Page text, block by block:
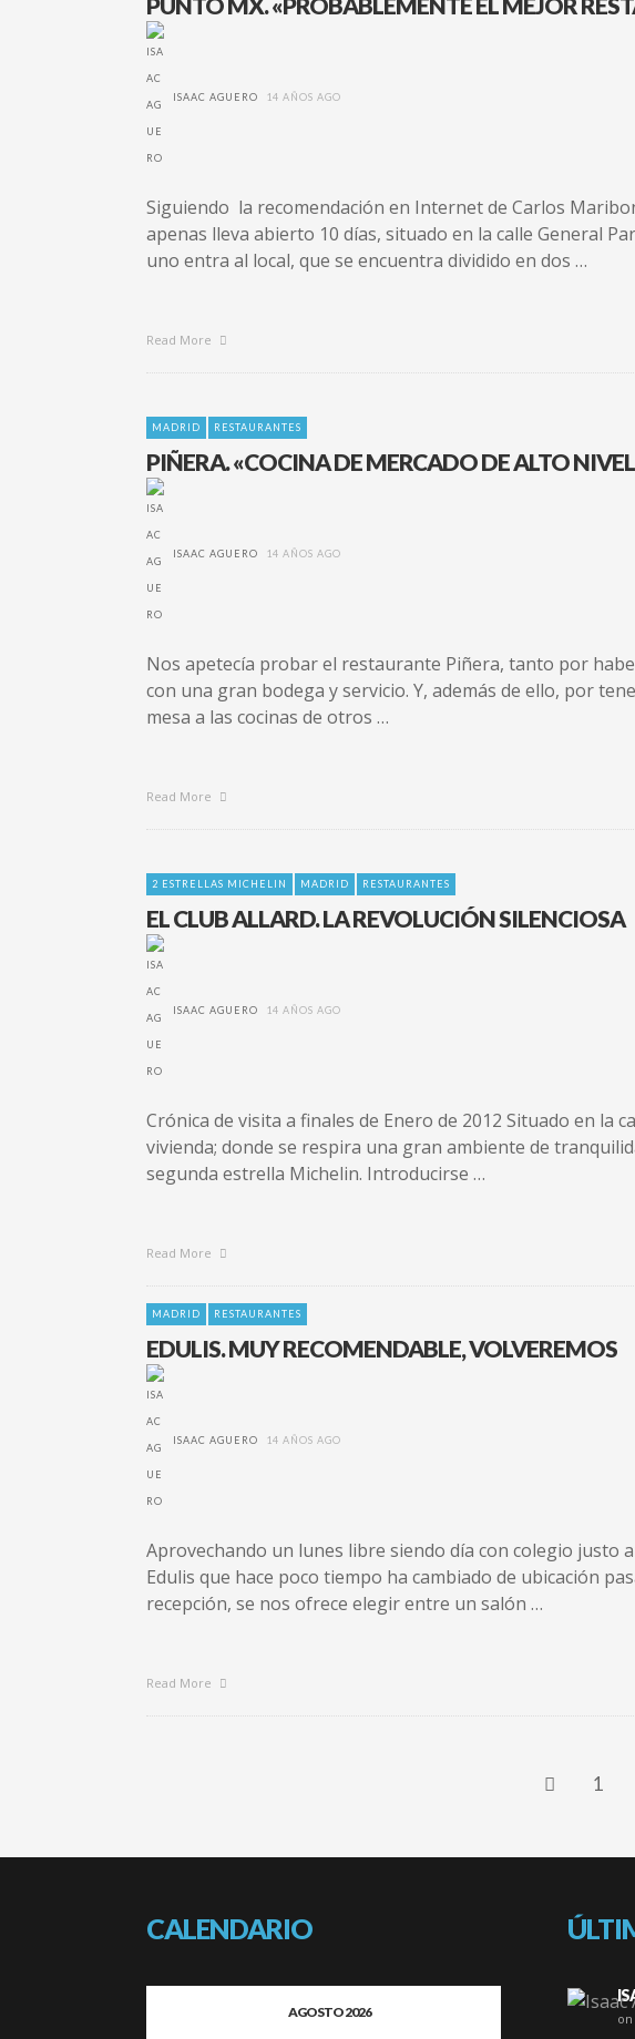
ISAAC AGUERO 14 AÑOS AGO
Siguiendo la recomendación en Internet de Carlos
apenas lleva abierto 10 días, situado en la calle General
uno entra al local, que se encuentra dividido en dos …
Read More
MADRID RESTAURANTES
PIÑERA. «COCINA DE MERCADO DE ALTO
ISAAC AGUERO 14 AÑOS AGO
Nos apetecía probar el restaurante Piñera, tanto por
con una gran bodega y servicio. Y, además de ello, por
mesa a las cocinas de otros …
Read More
2 ESTRELLAS MICHELIN MADRID RESTAURANTES
EL CLUB ALLARD. LA REVOLUCIÓN SILENCIOSA
ISAAC AGUERO 14 AÑOS AGO
Crónica de visita a finales de Enero de 2012 Situado en la
vivienda; donde se respira una gran ambiente de
segunda estrella Michelin. Introducirse …
Read More
MADRID RESTAURANTES
EDULIS. MUY RECOMENDABLE, VOLVEREMOS
ISAAC AGUERO 14 AÑOS AGO
Aprovechando un lunes libre siendo día con colegio justo
Edulis que hace poco tiempo ha cambiado de ubicación
recepción, se nos ofrece elegir entre un salón …
Read More
1
CALENDARIO
AGOSTO 2026